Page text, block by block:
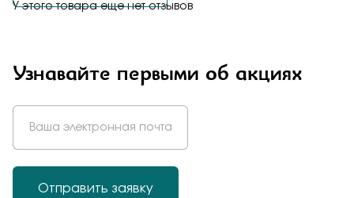
У этого товара еще нет отзывов
Узнавайте первыми об акциях
Отправить заявку